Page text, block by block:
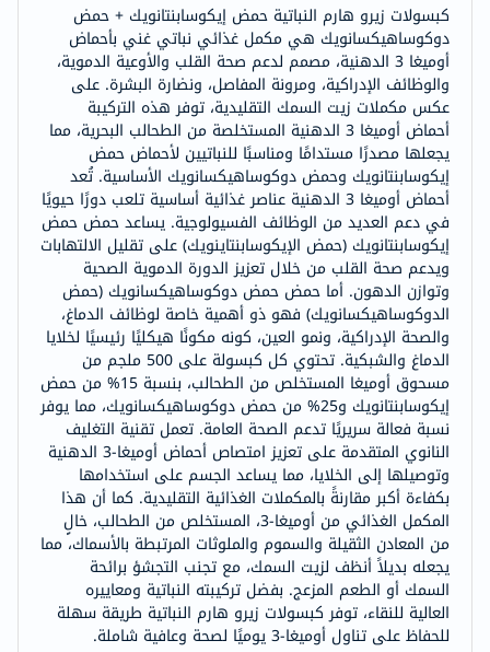
كبسولات زيرو هارم النباتية حمض إيكوسابنتانويك + حمض
دوكوساهيكسانويك هي مكمل غذائي نباتي غني بأحماض
أوميغا 3 الدهنية، مصمم لدعم صحة القلب والأوعية الدموية،
والوظائف الإدراكية، ومرونة المفاصل، ونضارة البشرة. على
عكس مكملات زيت السمك التقليدية، توفر هذه التركيبة
أحماض أوميغا 3 الدهنية المستخلصة من الطحالب البحرية، مما
يجعلها مصدرًا مستدامًا ومناسبًا للنباتيين لأحماض حمض
إيكوسابنتانويك وحمض دوكوساهيكسانويك الأساسية. تُعد
أحماض أوميغا 3 الدهنية عناصر غذائية أساسية تلعب دورًا حيويًا
في دعم العديد من الوظائف الفسيولوجية. يساعد حمض حمض
إيكوسابنتانويك (حمض الإيكوسابنتاينويك) على تقليل الالتهابات
ويدعم صحة القلب من خلال تعزيز الدورة الدموية الصحية
وتوازن الدهون. أما حمض حمض دوكوساهيكسانويك (حمض
الدوكوساهيكسانويك) فهو ذو أهمية خاصة لوظائف الدماغ،
والصحة الإدراكية، ونمو العين، كونه مكونًا هيكليًا رئيسيًا لخلايا
الدماغ والشبكية. تحتوي كل كبسولة على 500 ملجم من
مسحوق أوميغا المستخلص من الطحالب، بنسبة 15% من حمض
إيكوسابنتانويك و25% من حمض دوكوساهيكسانويك، مما يوفر
نسبة فعالة سريريًا تدعم الصحة العامة. تعمل تقنية التغليف
النانوي المتقدمة على تعزيز امتصاص أحماض أوميغا-3 الدهنية
وتوصيلها إلى الخلايا، مما يساعد الجسم على استخدامها
بكفاءة أكبر مقارنةً بالمكملات الغذائية التقليدية. كما أن هذا
المكمل الغذائي من أوميغا-3، المستخلص من الطحالب، خالٍ
من المعادن الثقيلة والسموم والملوثات المرتبطة بالأسماك، مما
يجعله بديلاً أنظف لزيت السمك، مع تجنب التجشؤ برائحة
السمك أو الطعم المزعج. بفضل تركيبته النباتية ومعاييره
العالية للنقاء، توفر كبسولات زيرو هارم النباتية طريقة سهلة
للحفاظ على تناول أوميغا-3 يوميًا لصحة وعافية شاملة.